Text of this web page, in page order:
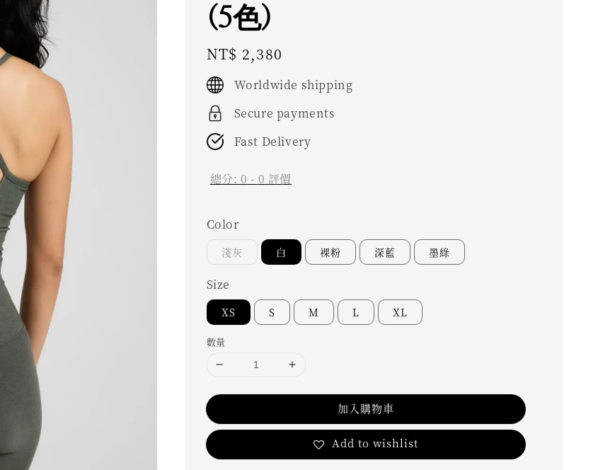
(5色)
Regular
price
NT$ 2,380
Worldwide shipping
Secure payments
Fast Delivery
總分:0 - 0 評價
Color
淺灰 白 裸粉 深藍 墨綠
Size
XS S M L XL
數量
加入購物車
Add to wishlist